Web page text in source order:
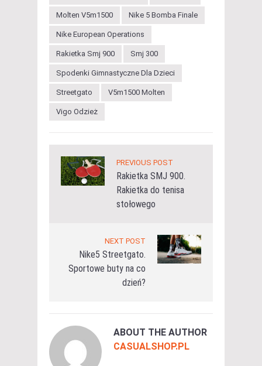
Molten V5m1500 Nike 5 Bomba Finale
Nike European Operations
Rakietka Smj 900 Smj 300
Spodenki Gimnastyczne Dla Dzieci
Streetgato V5m1500 Molten
Vigo Odzież
PREVIOUS POST
Rakietka SMJ 900.
Rakietka do tenisa
stołowego
NEXT POST
Nike5 Streetgato.
Sportowe buty na co
dzień?
ABOUT THE AUTHOR
CASUALSHOP.PL